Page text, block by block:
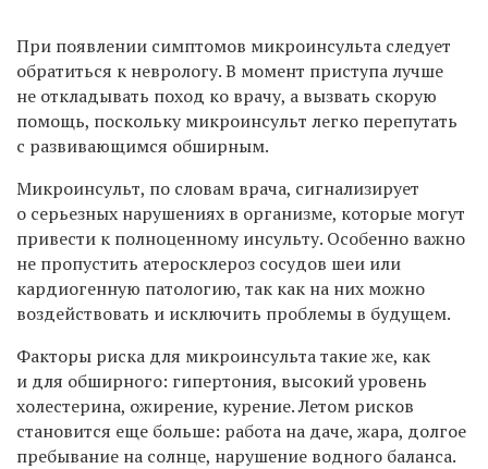
При появлении симптомов микроинсульта следует
обратиться к неврологу. В момент приступа лучше
не откладывать поход ко врачу, а вызвать скорую
помощь, поскольку микроинсульт легко перепутать
с развивающимся обширным.
Микроинсульт, по словам врача, сигнализирует
о серьезных нарушениях в организме, которые могут
привести к полноценному инсульту. Особенно важно
не пропустить атеросклероз сосудов шеи или
кардиогенную патологию, так как на них можно
воздействовать и исключить проблемы в будущем.
Факторы риска для микроинсульта такие же, как
и для обширного: гипертония, высокий уровень
холестерина, ожирение, курение. Летом рисков
становится еще больше: работа на даче, жара, долгое
пребывание на солнце, нарушение водного баланса.